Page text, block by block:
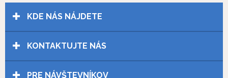
KDE NÁS NÁJDETE
KONTAKTUJTE NÁS
PRE NÁVŠTEVNÍKOV